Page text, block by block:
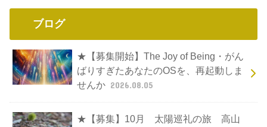
ブログ
★【募集開始】The Joy of Being・がん
ばりすぎたあなたのOSを、再起動しま
せんか 2026.08.05
★【募集】10月 太陽巡礼の旅 高山